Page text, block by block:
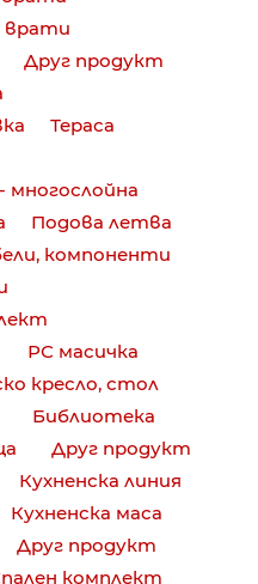
врати
Друг продукт
Тераса
многослойна
Подова летва
компоненти
РС масичка
кресло, стол
Библиотека
Друг продукт
Кухненска линия
маса
Друг продукт
комплект